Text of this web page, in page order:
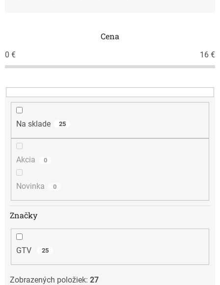
p
r
d
u
Cena
0 € 16 €
Na sklade 25
Akcia 0
Novinka 0
Značky
GTV 25
Zobrazených položiek: 27